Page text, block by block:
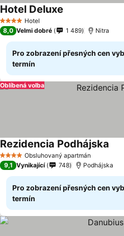
4 Počet hvězdiček
Hotel
Hotel Deluxe
8,0 Velmi dobré 1 489 Nitra
Pro zobrazení přesných cen
termín
Oblíbená volba
4 Počet hvězdiček
Obsluhovaný apartmán
Rezidencia Podhájska
9,1 Vynikající 748 Podhájska
Pro zobrazení přesných cen
termín